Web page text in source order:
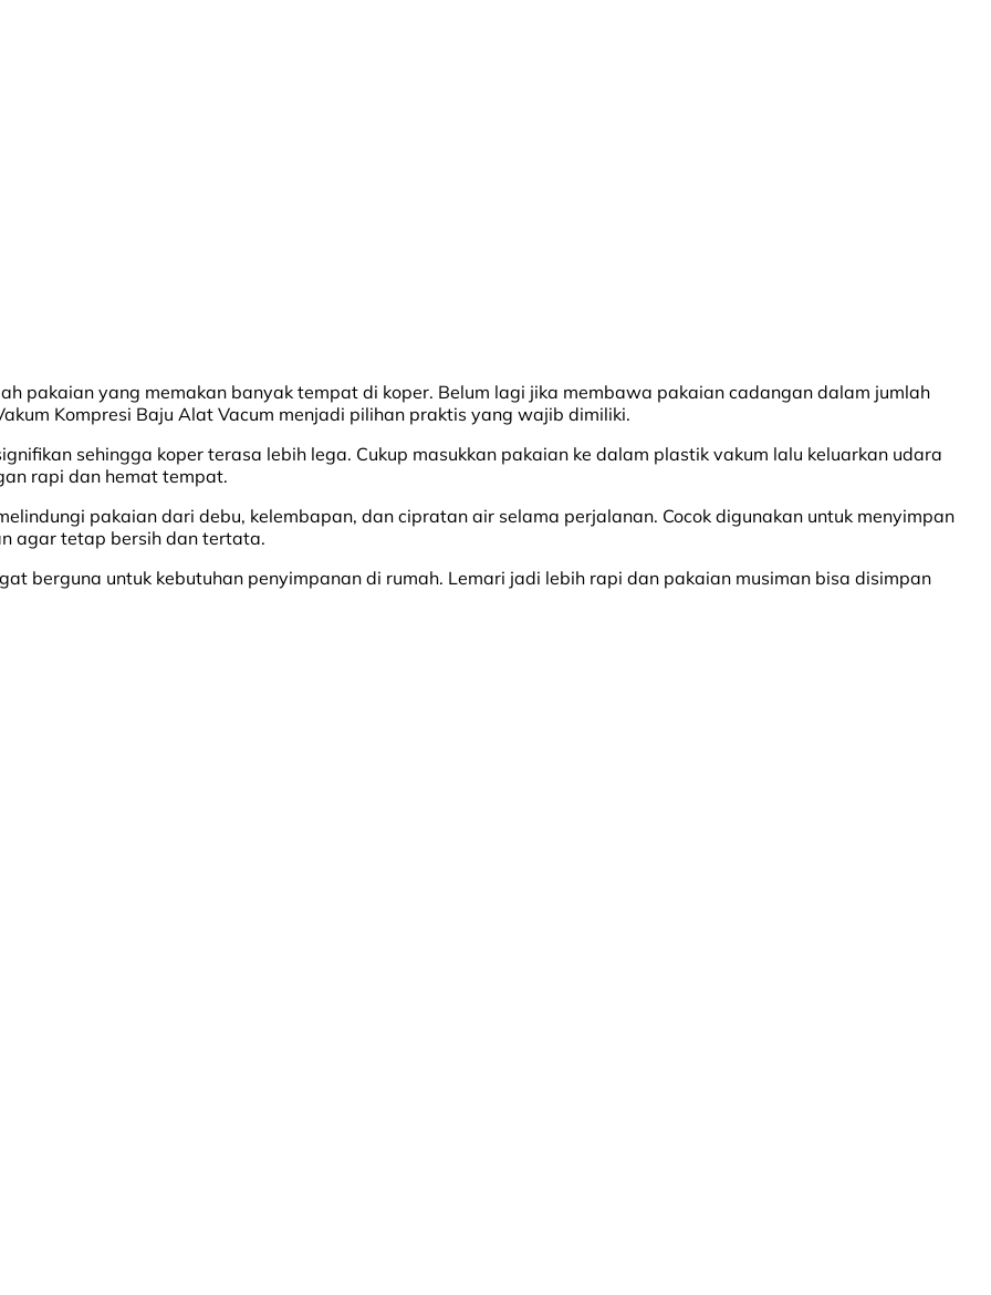
pakaian yang memakan banyak tempat di koper. Belum lagi jika membawa pakaian cadangan dalam jumlah
Kompresi Baju Alat Vacum menjadi pilihan praktis yang wajib dimiliki.
sehingga koper terasa lebih lega. Cukup masukkan pakaian ke dalam plastik vakum lalu keluarkan udara
rapi dan hemat tempat.
pakaian dari debu, kelembapan, dan cipratan air selama perjalanan. Cocok digunakan untuk menyimpan
agar tetap bersih dan tertata.
berguna untuk kebutuhan penyimpanan di rumah. Lemari jadi lebih rapi dan pakaian musiman bisa disimpan